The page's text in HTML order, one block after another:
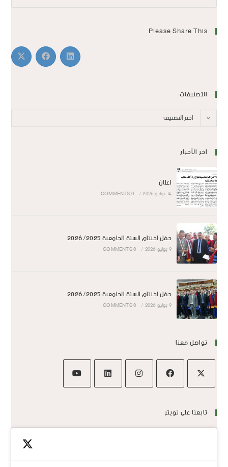
Please Share This
التصنيفات
اختر التصنيف
اخر الأخبار
اعلان
14 يوليو 2026 /
0 COMMENTS
حفل اختتام السنة الجامعية 2026/2025
9 يوليو 2026 /
0 COMMENTS
حفل اختتام السنة الجامعية 2026/2025
9 يوليو 2026 /
0 COMMENTS
تواصل معنا
تابعنا على تويتر